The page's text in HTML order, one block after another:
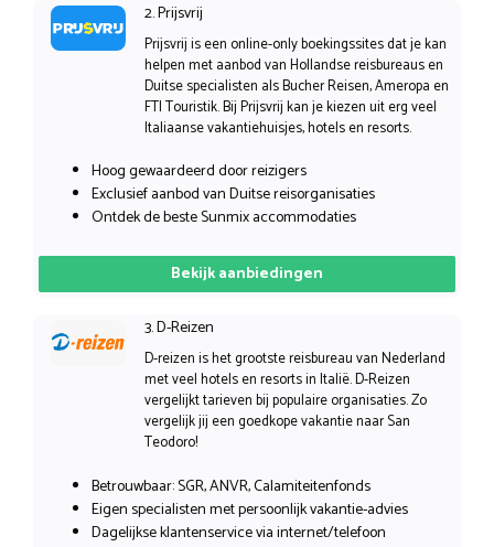
2. Prijsvrij
Prijsvrij is een online-only boekingssites dat je kan
helpen met aanbod van Hollandse reisbureaus en
Duitse specialisten als Bucher Reisen, Ameropa en
FTI Touristik. Bij Prijsvrij kan je kiezen uit erg veel
Italiaanse vakantiehuisjes, hotels en resorts.
Hoog gewaardeerd door reizigers
Exclusief aanbod van Duitse reisorganisaties
Ontdek de beste Sunmix accommodaties
Bekijk aanbiedingen
3. D-Reizen
D-reizen is het grootste reisbureau van Nederland
met veel hotels en resorts in Italië. D-Reizen
vergelijkt tarieven bij populaire organisaties. Zo
vergelijk jij een goedkope vakantie naar San
Teodoro!
Betrouwbaar: SGR, ANVR, Calamiteitenfonds
Eigen specialisten met persoonlijk vakantie-advies
Dagelijkse klantenservice via internet/telefoon